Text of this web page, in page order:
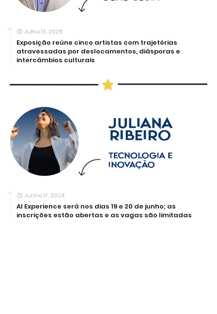
Julho 13, 2026
Exposição reúne cinco artistas com trajetórias
atravessadas por deslocamentos, diásporas e
intercâmbios culturais
Junho 17, 2024
AI Experience será nos dias 19 e 20 de junho; as
inscrições estão abertas e as vagas são limitadas